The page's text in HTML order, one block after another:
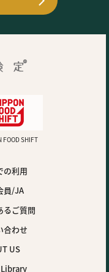
FOOD SHIFT
の利用
員/JA
るご質問
合わせ
US